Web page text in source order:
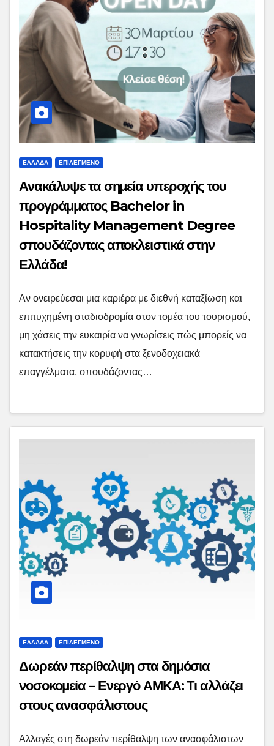
ΕΛΛΑΔΑ ΕΠΙΛΕΓΜΕΝΟ
Ανακάλυψε τα σημεία υπεροχής του
προγράμματος Bachelor in
Hospitality Management Degree
σπουδάζοντας αποκλειστικά στην
Ελλάδα!
Αν ονειρεύεσαι μια καριέρα με διεθνή καταξίωση και
επιτυχημένη σταδιοδρομία στον τομέα του τουρισμού,
μη χάσεις την ευκαιρία να γνωρίσεις πώς μπορείς να
κατακτήσεις την κορυφή στα ξενοδοχειακά
επαγγέλματα, σπουδάζοντας…
ΕΛΛΑΔΑ ΕΠΙΛΕΓΜΕΝΟ
Δωρεάν περίθαλψη στα δημόσια
νοσοκομεία – Ενεργό ΑΜΚΑ: Τι αλλάζει
στους ανασφάλιστους
Αλλαγές στη δωρεάν περίθαλψη των ανασφάλιστων